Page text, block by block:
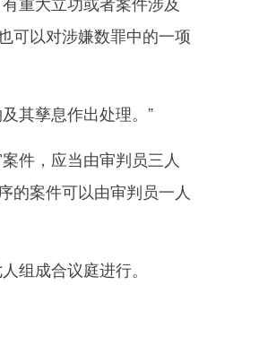
可以对涉嫌数罪中的一项
其孳息作出处理。”
件，应当由审判员三人
的案件可以由审判员一人
成合议庭进行。